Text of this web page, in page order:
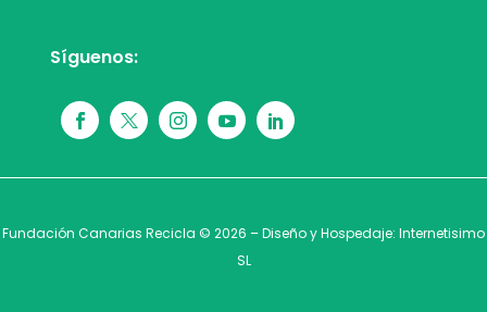
Síguenos:
Fundación Canarias Recicla © 2026 – Diseño y Hospedaje: Internetisimo
SL